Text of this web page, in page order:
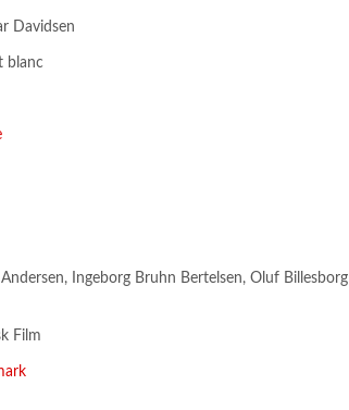
Davidsen
blanc
Ingeborg Bruhn Bertelsen, Oluf Billesborg
Film